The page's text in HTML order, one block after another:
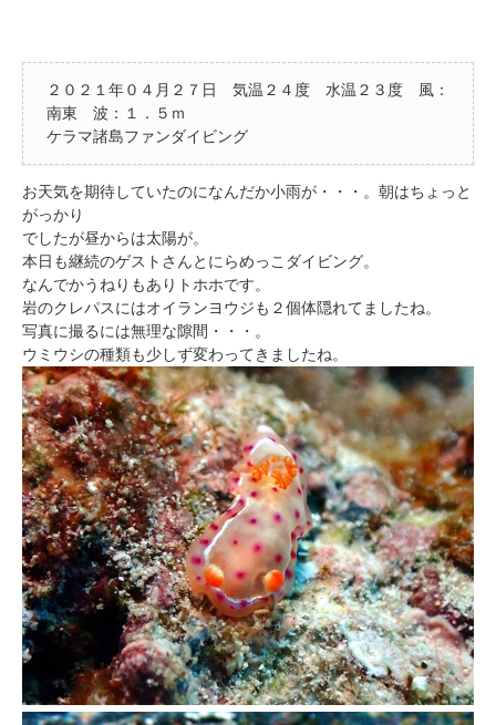
２０２１年０４月２７日 気温２４度 水温２３度 風：
南東 波：１．５ｍ
ケラマ諸島ファンダイビング
お天気を期待していたのになんだか小雨が・・・。朝はちょっと
がっかり
でしたが昼からは太陽が。
本日も継続のゲストさんとにらめっこダイビング。
なんでかうねりもありトホホです。
岩のクレパスにはオイランヨウジも２個体隠れてましたね。
写真に撮るには無理な隙間・・・。
ウミウシの種類も少しず変わってきましたね。